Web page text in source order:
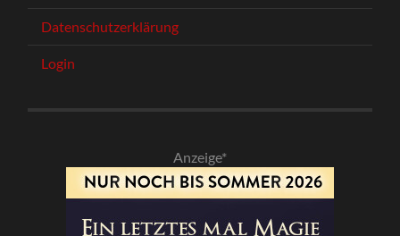
Datenschutzerklärung
Login
Anzeige*